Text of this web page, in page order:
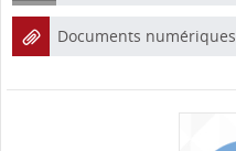
Documents numériques